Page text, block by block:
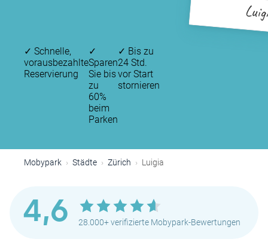
✓ Schnelle,
vorausbezahlte
Reservierung
✓
Sparen
Sie bis
zu
60%
beim
Parken
✓ Bis zu
24 Std.
vor Start
stornieren
Mobypark Städte Zürich Luigia
4,6 28.000+ verifizierte Mobypark-Bewertungen